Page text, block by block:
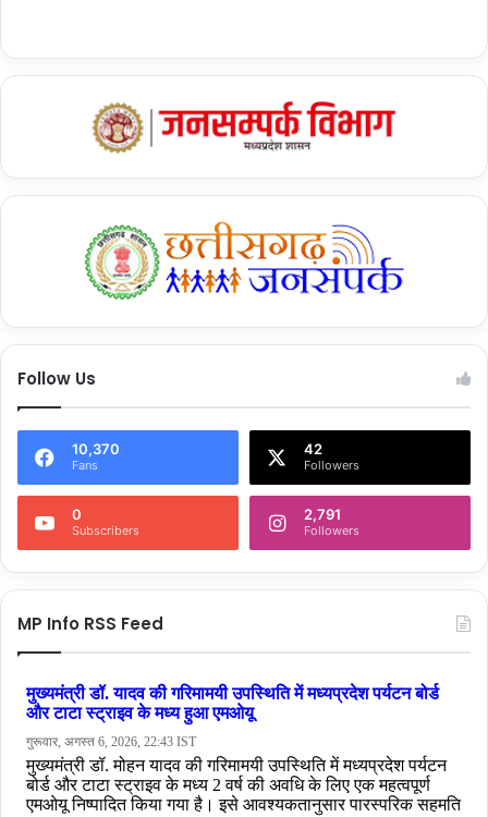
Follow Us
10,370
Fans
42
Followers
0
Subscribers
2,791
Followers
MP Info RSS Feed